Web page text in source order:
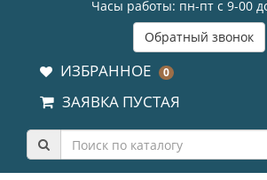
Часы работы: пн-пт с 9-00
Обратный звонок
ИЗБРАННОЕ 0
ЗАЯВКА ПУСТАЯ